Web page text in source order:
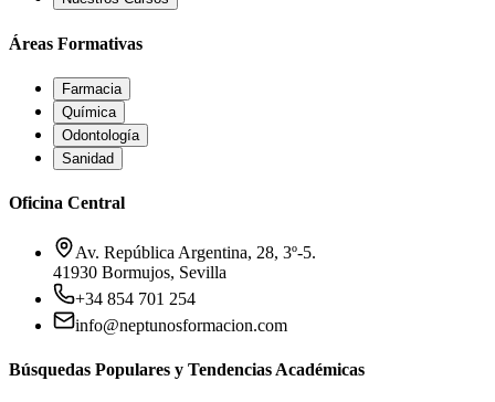
Áreas Formativas
Farmacia
Química
Odontología
Sanidad
Oficina Central
Av. República Argentina, 28, 3º-5.
41930 Bormujos, Sevilla
+34 854 701 254
info@neptunosformacion.com
Búsquedas Populares y Tendencias Académicas